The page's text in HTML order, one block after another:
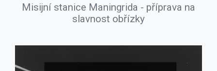
Misijní stanice Maningrida - příprava na
slavnost obřízky